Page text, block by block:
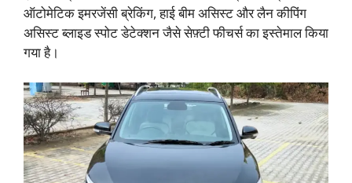
ऑटोमेटिक इमरजेंसी ब्रेकिंग, हाई बीम असिस्ट और लैन कीपिंग
असिस्ट ब्लाइड स्पोट डेटेक्शन जैसे सेफ़्टी फीचर्स का इस्तेमाल किया
गया है।